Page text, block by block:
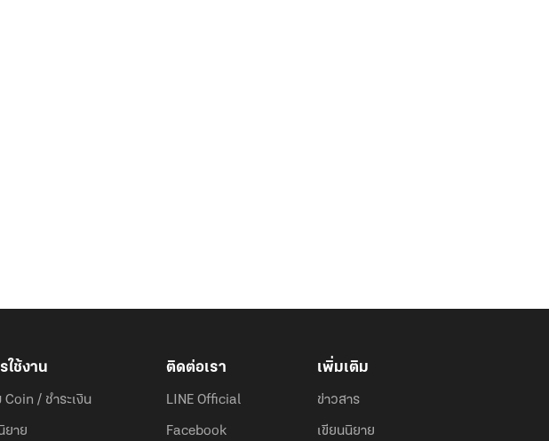
ใช้งาน
Coin / ชำระเงิน
ยาย
ติดต่อเรา
LINE Official
Facebook
เพิ่มเติม
ข่าวสาร
เขียนนิยาย